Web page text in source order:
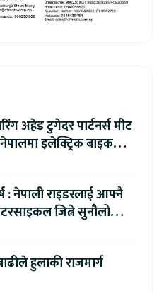
अहेड टुगेदर पार्टनर्स मीट
इलेक्ट्रिक बाइक
: नेपाली राइडरलाई आफ्नै
जित्ने सुनौलो
हुलाकी राजमार्ग